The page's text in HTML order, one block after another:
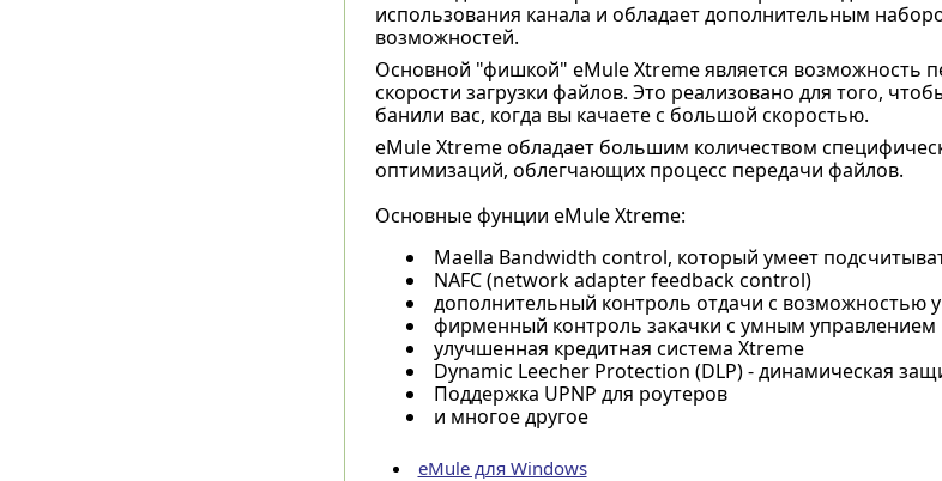
использования канала и обладает дополнительным
возможностей.
Основной "фишкой" eMule Xtreme является возможность
скорости загрузки файлов. Это реализовано для того,
банили вас, когда вы качаете с большой скоростью.
eMule Xtreme обладает большим количеством
оптимизаций, облегчающих процесс передачи файлов.
Основные фунции eMule Xtreme:
Maella Bandwidth control, который умеет
NAFC (network adapter feedback control)
дополнительный контроль отдачи с возможностью
фирменный контроль закачки с умным управлением
улучшенная кредитная система Xtreme
Dynamic Leecher Protection (DLP) - динамическая
Поддержка UPNP для роутеров
и многое другое
eMule для Windows